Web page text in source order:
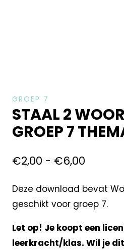
GROEP 7
STAAL 2
GROEP 7
€2,00 - €6,00
Deze download bevat
geschikt voor groep 7.
Let op! Je koopt een
leerkracht/klas. Wil je